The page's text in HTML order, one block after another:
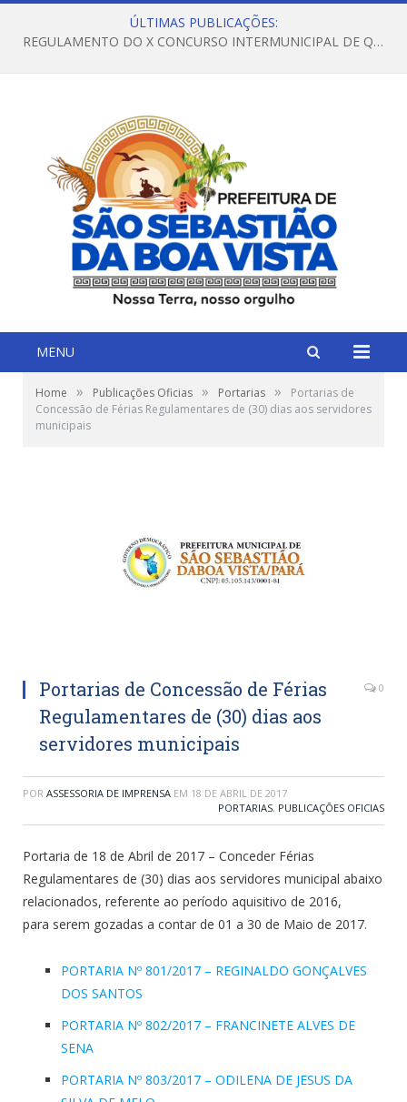
ÚLTIMAS PUBLICAÇÕES:
REGULAMENTO DO X CONCURSO INTERMUNICIPAL DE QUADRILHAS JUNINAS – 2026 – ARRAIÁ DA VENEZA
MENU
Home » Publicações Oficias » Portarias »
Portarias de
Concessão de Férias Regulamentares de (30) dias aos servidores
municipais
Portarias de Concessão de Férias
Regulamentares de (30) dias aos
servidores municipais
0
POR ASSESSORIA DE IMPRENSA EM 18 DE ABRIL DE 2017
PORTARIAS, PUBLICAÇÕES OFICIAS
Portaria de 18 de Abril de 2017 – Conceder Férias
Regulamentares de (30) dias aos servidores municipal abaixo
relacionados, referente ao período aquisitivo de 2016,
para serem gozadas a contar de 01 a 30 de Maio de 2017.
PORTARIA Nº 801/2017 – REGINALDO GONÇALVES
DOS SANTOS
PORTARIA Nº 802/2017 – FRANCINETE ALVES DE
SENA
PORTARIA Nº 803/2017 – ODILENA DE JESUS DA